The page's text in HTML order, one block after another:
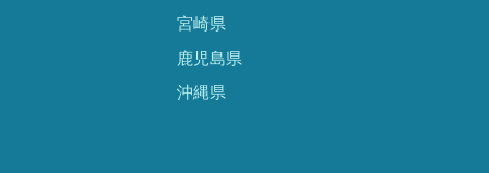
宮崎県
鹿児島県
沖縄県